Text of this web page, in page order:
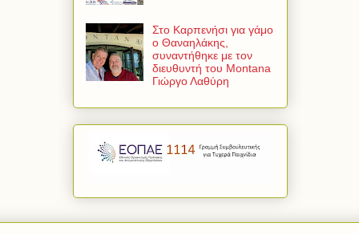
Στο Καρπενήσι για γάμο
ο Θαναηλάκης,
συναντήθηκε με τον
διευθυντή του Montana
Γιώργο Λαθύρη